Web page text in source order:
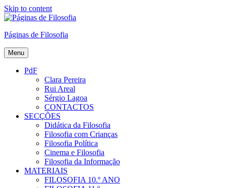
Skip to content
Páginas de Filosofia
Menu
PdF
Clara Pereira
Rui Areal
Sérgio Lagoa
CONTACTOS
SECÇÕES
Didática da Filosofia
Filosofia com Crianças
Filosofia Política
Cinema e Filosofia
Filosofia da Informação
MATERIAIS
FILOSOFIA 10.º ANO